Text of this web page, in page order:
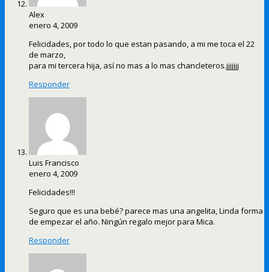
Alex
enero 4, 2009
Felicidades, por todo lo que estan pasando, a mi me toca el 22
de marzo,
para mi tercera hija, así no mas a lo mas chancleteros.jjjjjjj
Responder
Luis Francisco
enero 4, 2009
Felicidades!!!
Seguro que es una bebé? parece mas una angelita, Linda forma
de empezar el año. Ningún regalo mejor para Mica.
Responder